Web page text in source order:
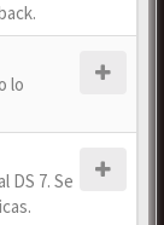
lo
DS 7. Se